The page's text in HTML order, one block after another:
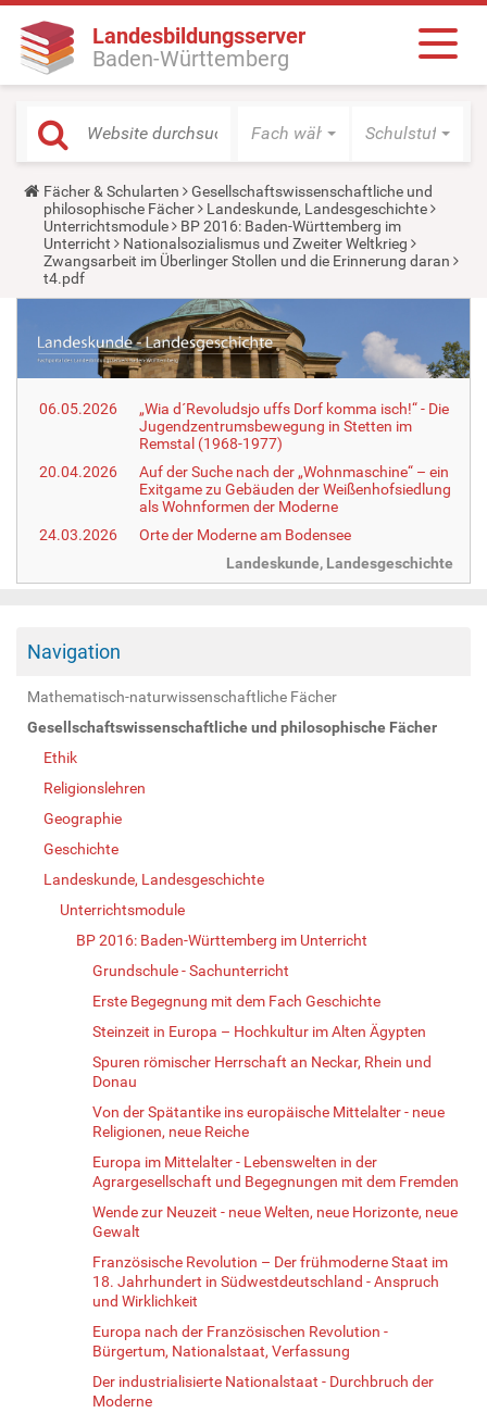
Landesbildungsserver
Baden-Württemberg
Fach wählen Schulstufe
Y
o
u
a
r
e
h
e
:
Fächer & Schularten
Gesellschaftswissenschaftliche und
philosophische Fächer
Landeskunde, Landesgeschichte
Unterrichtsmodule
BP 2016: Baden-Württemberg im
Unterricht
Nationalsozialismus und Zweiter Weltkrieg
Zwangsarbeit im Überlinger Stollen und die Erinnerung daran
t4.pdf
06.05.2026
„Wia d´Revoludsjo uffs Dorf komma isch!“ - Die
Jugendzentrumsbewegung in Stetten im
Remstal (1968-1977)
20.04.2026
Auf der Suche nach der „Wohnmaschine“ – ein
Exitgame zu Gebäuden der Weißenhofsiedlung
als Wohnformen der Moderne
24.03.2026
Orte der Moderne am Bodensee
Landeskunde, Landesgeschichte
Navigation
Mathematisch-naturwissenschaftliche Fächer
Gesellschaftswissenschaftliche und philosophische Fächer
Ethik
Religionslehren
Geographie
Geschichte
Landeskunde, Landesgeschichte
Unterrichtsmodule
BP 2016: Baden-Württemberg im Unterricht
Grundschule - Sachunterricht
Erste Begegnung mit dem Fach Geschichte
Steinzeit in Europa – Hochkultur im Alten Ägypten
Spuren römischer Herrschaft an Neckar, Rhein und
Donau
Von der Spätantike ins europäische Mittelalter - neue
Religionen, neue Reiche
Europa im Mittelalter - Lebenswelten in der
Agrargesellschaft und Begegnungen mit dem Fremden
Wende zur Neuzeit - neue Welten, neue Horizonte, neue
Gewalt
Französische Revolution – Der frühmoderne Staat im
18. Jahrhundert in Südwestdeutschland - Anspruch
und Wirklichkeit
Europa nach der Französischen Revolution -
Bürgertum, Nationalstaat, Verfassung
Der industrialisierte Nationalstaat - Durchbruch der
Moderne